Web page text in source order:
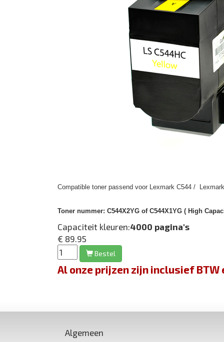
Compatible toner passend voor Lexmark C544 /
Toner nummer: C544X2YG of C544X1YG ( High
Capaciteit kleuren:4000 pagina's
€ 89.95
Bestel
Al onze prijzen zijn inclusief
Algemeen